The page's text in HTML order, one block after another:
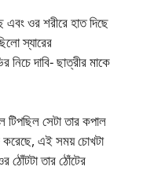
ওর শরীরে হাত দিছে
স্যারের
দাবি- ছাত্রীর মাকে
টিপছিল সেটা তার কপাল
এই সময় চোখটা
ঠোঁটটা তার ঠোঁটের